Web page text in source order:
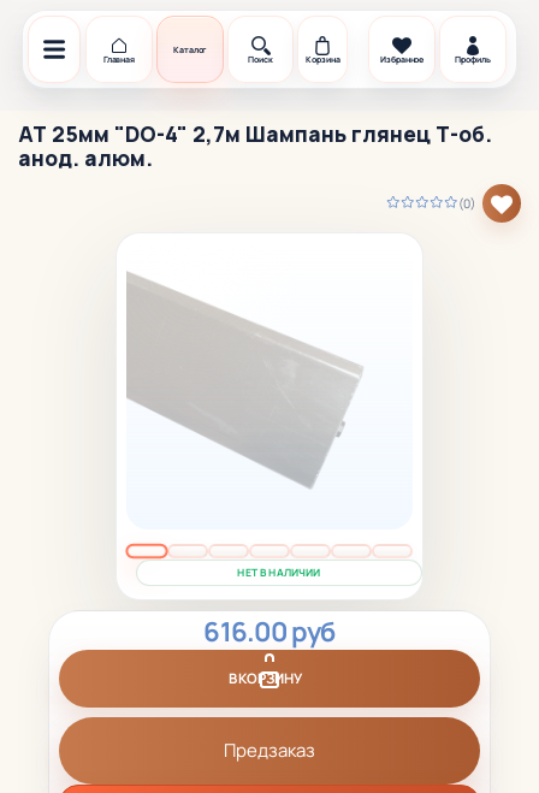
Главная
Каталог
Поиск
Корзина Избранное Профиль
АТ 25мм "DO-4" 2,7м Шампань глянец Т-об.
анод. алюм.
(0)
НЕТ В НАЛИЧИИ
616.00 руб
В КОРЗИНУ
Предзаказ